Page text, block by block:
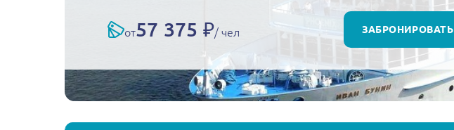
от57 375 ₽/ чел ЗАБРОНИРОВАТЬ